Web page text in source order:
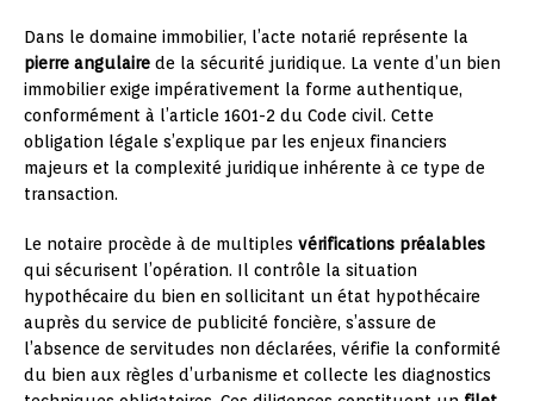
Dans le domaine immobilier, l’acte notarié représente la
pierre angulaire de la sécurité juridique. La vente d’un bien
immobilier exige impérativement la forme authentique,
conformément à l’article 1601-2 du Code civil. Cette
obligation légale s’explique par les enjeux financiers
majeurs et la complexité juridique inhérente à ce type de
transaction.
Le notaire procède à de multiples vérifications préalables
qui sécurisent l’opération. Il contrôle la situation
hypothécaire du bien en sollicitant un état hypothécaire
auprès du service de publicité foncière, s’assure de
l’absence de servitudes non déclarées, vérifie la conformité
du bien aux règles d’urbanisme et collecte les diagnostics